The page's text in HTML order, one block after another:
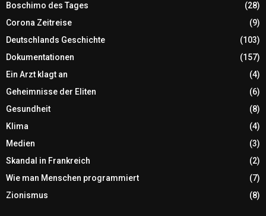
Boschimo des Tages
(28)
Corona Zeitreise
(9)
Deutschlands Geschichte
(103)
Dokumentationen
(157)
Ein Arzt klagt an
(4)
Geheimnisse der Eliten
(6)
Gesundheit
(8)
Klima
(4)
Medien
(3)
Skandal in Frankreich
(2)
Wie man Menschen programmiert
(7)
Zionismus
(8)